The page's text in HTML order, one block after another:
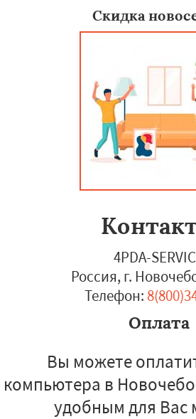
Скидка
4PDA-
Россия, г.
Телефон:
Оплата
Вы можете
компьютера в
удобным для Вас